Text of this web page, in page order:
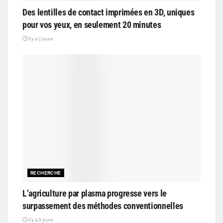
Des lentilles de contact imprimées en 3D, uniques
pour vos yeux, en seulement 20 minutes
il y a 2 jours
RECHERCHE
L’agriculture par plasma progresse vers le
surpassement des méthodes conventionnelles
il y a 3 jours